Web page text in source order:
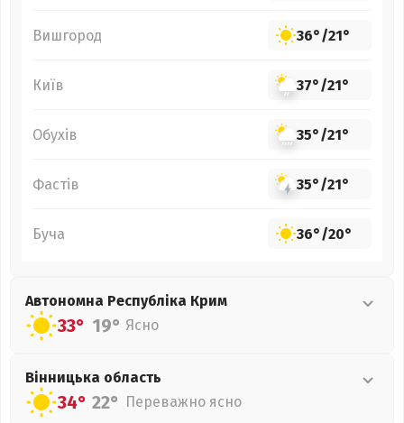
Вишгород 36°/21°
Київ 37°/21°
Обухів 35°/21°
Фастів 35°/21°
Буча 36°/20°
Автономна Республіка Крим
33° 19° Ясно
Вінницька область
34° 22° Переважно ясно